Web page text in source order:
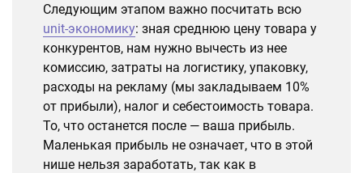
Следующим этапом важно посчитать всю
unit-экономику: зная среднюю цену товара у
конкурентов, нам нужно вычесть из нее
комиссию, затраты на логистику, упаковку,
расходы на рекламу (мы закладываем 10%
от прибыли), налог и себестоимость товара.
То, что останется после — ваша прибыль.
Маленькая прибыль не означает, что в этой
нише нельзя заработать, так как в